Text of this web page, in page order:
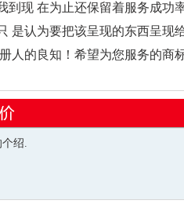
到现 在为止还保留着服务成功
是认为要把该呈现的东西呈现
人的良知！希望为您服务的商标
绍.